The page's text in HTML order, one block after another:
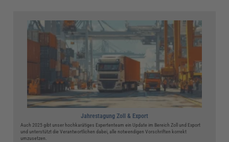
Jahrestagung Zoll & Export
Auch 2025 gibt unser hochkarätiges Expertenteam ein Update im Bereich Zoll und Export
und unterstützt die Verantwortlichen dabei, alle notwendigen Vorschriften korrekt
umzusetzen.